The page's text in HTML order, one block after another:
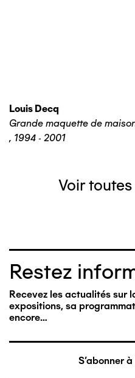
Louis Decq
Grande maquette de
, 1994 - 2001
Voir
Restez
Recevez les actualités sur
expositions, sa
encore…
S'abonner